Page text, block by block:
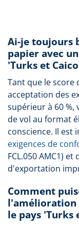
Ai-je toujours
papier avec
'Turks et
Tant que le
acceptation des
supérieur à 60
de vol au format
conscience. Il
exigences de
FCL.050 AMC1)
d'exportation
Comment
l'amélioration
le pays 'Turks